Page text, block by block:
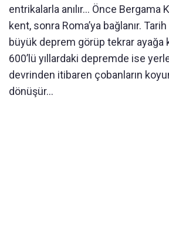
entrikalarla anılır... Önce Bergama
kent, sonra Roma’ya bağlanır.
büyük deprem görüp tekrar ayağa
600’lü yıllardaki depremde ise
devrinden itibaren çobanların
dönüşür...